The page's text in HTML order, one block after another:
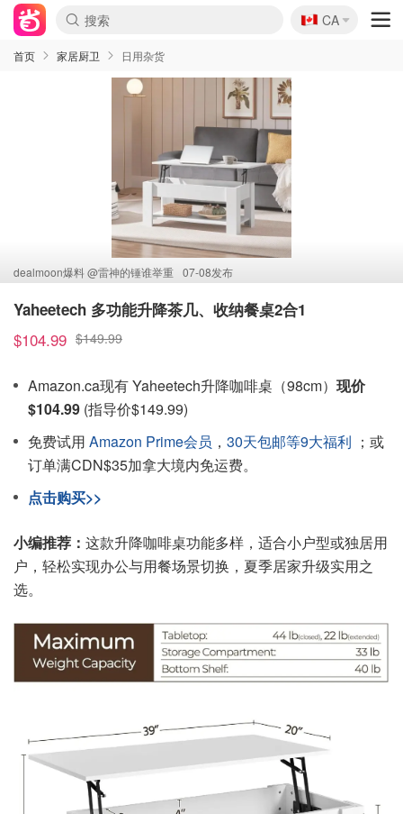
🇨🇦
CA
首页 家居厨卫 日用杂货
dealmoon爆料 @雷神的锤谁举重 07-08发布
Yaheetech 多功能升降茶几、收纳餐桌2合1
$104.99 $149.99
Amazon.ca现有 Yaheetech升降咖啡桌（98cm） 现价
$104.99 (指导价$149.99)
免费试用 Amazon Prime会员 ， 30天包邮等9大福利 ；或
订单满CDN$35加拿大境内免运费。
点击购买>>
小编推荐： 这款升降咖啡桌功能多样，适合小户型或独居用
户，轻松实现办公与用餐场景切换，夏季居家升级实用之
选。